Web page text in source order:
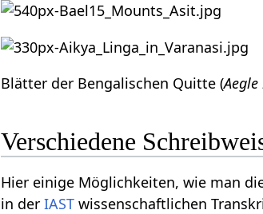
Blätter der Bengalischen Quitte (
Verschiedene
Hier einige Möglichkeiten, wie man
in derIAST wissenschaftlichen